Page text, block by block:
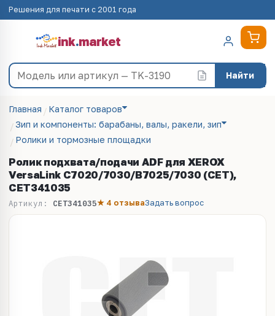
Решения для печати с 2001 года
ink.market
Найти
Главная
Каталог товаров
Зип и компоненты: барабаны, валы, ракели, зип
Ролики и тормозные площадки
Ролик подхвата/подачи ADF для XEROX
VersaLink C7020/7030/B7025/7030 (CET),
CET341035
Артикул: CET341035★ 4 отзываЗадать вопрос